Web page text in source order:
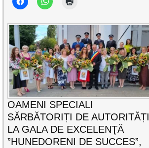
OAMENI SPECIALI
SĂRBĂTORIȚI DE AUTORITĂȚI
LA GALA DE EXCELENŢĂ
”HUNEDORENI DE SUCCES”,